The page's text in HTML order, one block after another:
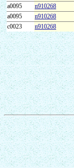
a0095
n910268
a0095
n910268
c0023
n910268